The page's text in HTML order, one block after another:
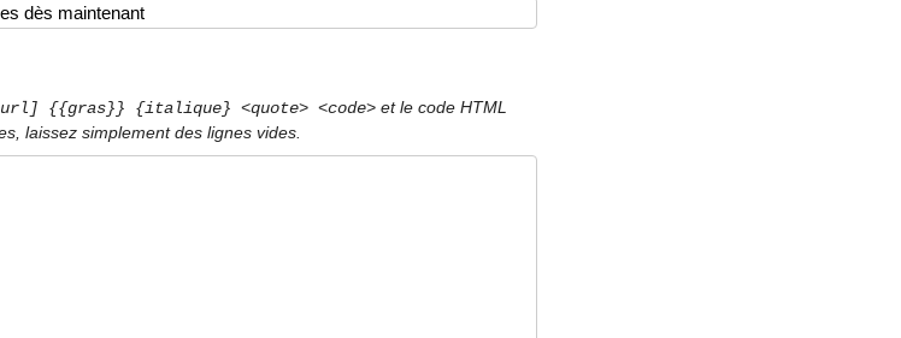
{{gras}} {italique} <quote> <code>et le code HTML
laissez simplement des lignes vides.